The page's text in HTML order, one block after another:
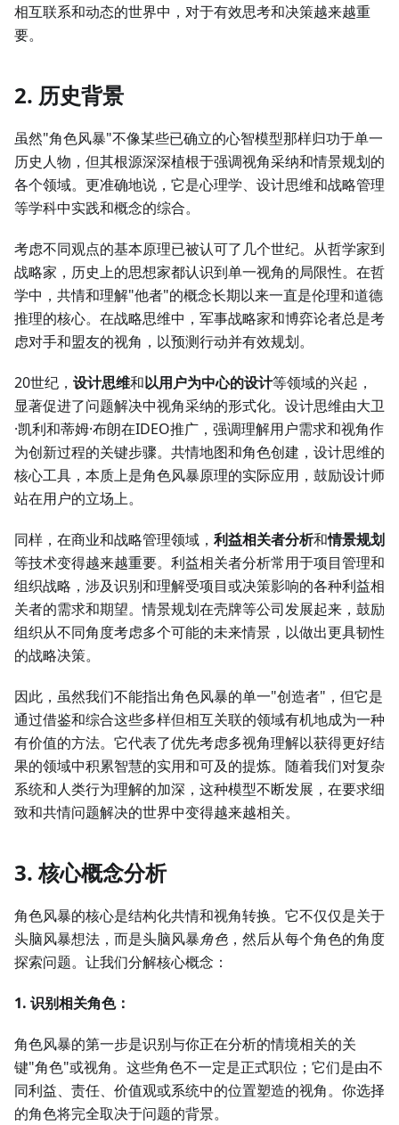
相互联系和动态的世界中，对于有效思考和决策越来越重
要。
2. 历史背景
虽然"角色风暴"不像某些已确立的心智模型那样归功于单一
历史人物，但其根源深深植根于强调视角采纳和情景规划的
各个领域。更准确地说，它是心理学、设计思维和战略管理
等学科中实践和概念的综合。
考虑不同观点的基本原理已被认可了几个世纪。从哲学家到
战略家，历史上的思想家都认识到单一视角的局限性。在哲
学中，共情和理解"他者"的概念长期以来一直是伦理和道德
推理的核心。在战略思维中，军事战略家和博弈论者总是考
虑对手和盟友的视角，以预测行动并有效规划。
20世纪， 设计思维和以用户为中心的设计等领域的兴起，
显著促进了问题解决中视角采纳的形式化。设计思维由大卫
·凯利和蒂姆·布朗在IDEO推广，强调理解用户需求和视角作
为创新过程的关键步骤。共情地图和角色创建，设计思维的
核心工具，本质上是角色风暴原理的实际应用，鼓励设计师
站在用户的立场上。
同样，在商业和战略管理领域， 利益相关者分析和情景规划
等技术变得越来越重要。利益相关者分析常用于项目管理和
组织战略，涉及识别和理解受项目或决策影响的各种利益相
关者的需求和期望。情景规划在壳牌等公司发展起来，鼓励
组织从不同角度考虑多个可能的未来情景，以做出更具韧性
的战略决策。
因此，虽然我们不能指出角色风暴的单一"创造者"，但它是
通过借鉴和综合这些多样但相互关联的领域有机地成为一种
有价值的方法。它代表了优先考虑多视角理解以获得更好结
果的领域中积累智慧的实用和可及的提炼。随着我们对复杂
系统和人类行为理解的加深，这种模型不断发展，在要求细
致和共情问题解决的世界中变得越来越相关。
3. 核心概念分析
角色风暴的核心是结构化共情和视角转换。它不仅仅是关于
头脑风暴想法，而是头脑风暴角色 ，然后从每个角色的角度
探索问题。让我们分解核心概念：
1. 识别相关角色：
角色风暴的第一步是识别与你正在分析的情境相关的关
键"角色"或视角。这些角色不一定是正式职位；它们是由不
同利益、责任、价值观或系统中的位置塑造的视角。你选择
的角色将完全取决于问题的背景。